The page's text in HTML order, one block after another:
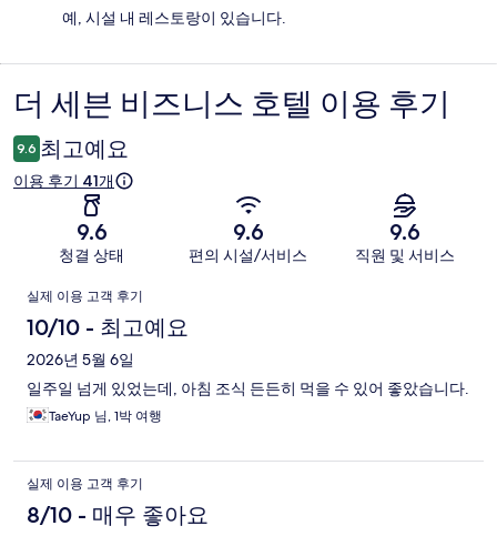
예, 시설 내 레스토랑이 있습니다.
이
용
후
더 세븐 비즈니스 호텔 이용 후기
9.6 최고예요
이용 후기 41개
9.6
청결 상태
9.6
편의 시설/서비스
9.6
직원 및 서비스
이
용
후
기
실제 이용 고객 후기
10/10 - 최고예요
2026년 5월 6일
일주일 넘게 있었는데, 아침 조식 든든히 먹을 수 있어 좋았습니다.
TaeYup 님, 1박 여행
실제 이용 고객 후기
8/10 - 매우 좋아요